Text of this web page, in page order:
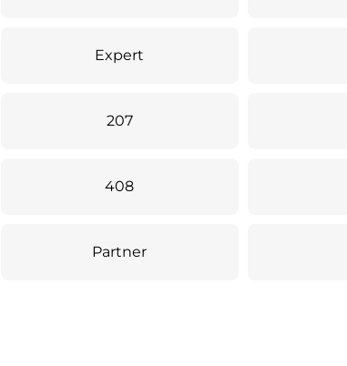
Expert
207
408
Partner